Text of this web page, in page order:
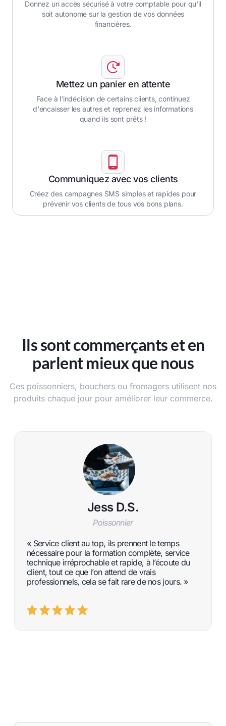
Donnez un accès sécurisé à votre comptable pour qu'il
soit autonome sur la gestion de vos données
financières.
Mettez un panier en attente
Face à l'indécision de certains clients, continuez
d'encaisser les autres et reprenez les informations
quand ils sont prêts !
Communiquez avec vos clients
Créez des campagnes SMS simples et rapides pour
prévenir vos clients de tous vos bons plans.
Ils sont commerçants et en
parlent mieux que nous
Ces poissonniers, bouchers ou fromagers utilisent nos
produits chaque jour pour améliorer leur commerce.
Jess D.S.
Poissonnier
« Service client au top, ils prennent le temps
nécessaire pour la formation complète, service
technique irréprochable et rapide, à l’écoute du
client, tout ce que l’on attend de vrais
professionnels, cela se fait rare de nos jours. »